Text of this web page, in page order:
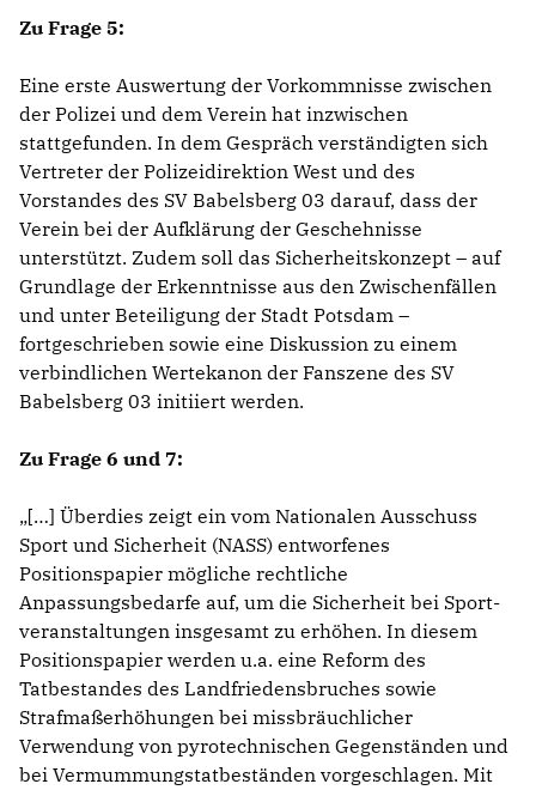
Zu Frage 5:
Eine erste Auswertung der Vorkommnisse zwischen
der Polizei und dem Verein hat inzwischen
stattgefunden. In dem Gespräch verständigten sich
Vertreter der Polizeidirektion West und des
Vorstandes des SV Babelsberg 03 darauf, dass der
Verein bei der Aufklärung der Geschehnisse
unterstützt. Zudem soll das Sicherheitskonzept – auf
Grundlage der Erkenntnisse aus den Zwischenfällen
und unter Beteiligung der Stadt Potsdam –
fortgeschrieben sowie eine Diskussion zu einem
verbindlichen Wertekanon der Fanszene des SV
Babelsberg 03 initiiert werden.
Zu Frage 6 und 7:
[…] Überdies zeigt ein vom Nationalen Ausschuss
Sport und Sicherheit (NASS) entworfenes
Positionspapier mögliche rechtliche
Anpassungsbedarfe auf, um die Sicherheit bei Sport-
veranstaltungen insgesamt zu erhöhen. In diesem
Positionspapier werden u.a. eine Reform des
Tatbestandes des Landfriedensbruches sowie
Strafmaßerhöhungen bei missbräuchlicher
Verwendung von pyrotechnischen Gegenständen und
bei Vermummungstatbeständen vorgeschlagen. Mit